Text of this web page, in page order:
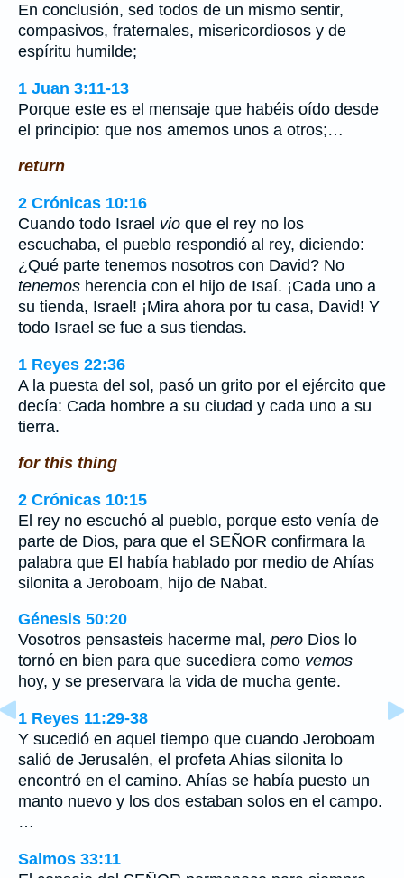
En conclusión, sed todos de un mismo sentir,
compasivos, fraternales, misericordiosos y de
espíritu humilde;
1 Juan 3:11-13
Porque este es el mensaje que habéis oído desde
el principio: que nos amemos unos a otros;…
return
2 Crónicas 10:16
Cuando todo Israel vio que el rey no los
escuchaba, el pueblo respondió al rey, diciendo:
¿Qué parte tenemos nosotros con David? No
tenemos herencia con el hijo de Isaí. ¡Cada uno a
su tienda, Israel! ¡Mira ahora por tu casa, David! Y
todo Israel se fue a sus tiendas.
1 Reyes 22:36
A la puesta del sol, pasó un grito por el ejército que
decía: Cada hombre a su ciudad y cada uno a su
tierra.
for this thing
2 Crónicas 10:15
El rey no escuchó al pueblo, porque esto venía de
parte de Dios, para que el SEÑOR confirmara la
palabra que El había hablado por medio de Ahías
silonita a Jeroboam, hijo de Nabat.
Génesis 50:20
Vosotros pensasteis hacerme mal, pero Dios lo
tornó en bien para que sucediera como vemos
hoy, y se preservara la vida de mucha gente.
1 Reyes 11:29-38
Y sucedió en aquel tiempo que cuando Jeroboam
salió de Jerusalén, el profeta Ahías silonita lo
encontró en el camino. Ahías se había puesto un
manto nuevo y los dos estaban solos en el campo.
…
Salmos 33:11